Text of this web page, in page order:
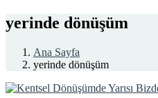
yerinde dönüşüm
Ana Sayfa
yerinde dönüşüm